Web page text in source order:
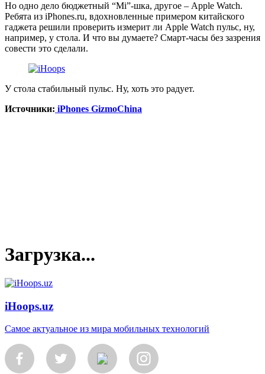
Но одно дело бюджетный “Mi”-шка, другое – Apple Watch.
Ребята из iPhones.ru, вдохновленные примером китайского
гаджета решили проверить измерит ли Apple Watch пульс, ну,
например, у стола. И что вы думаете? Смарт-часы без зазрения
совести это сделали.
У стола стабильный пульс. Ну, хоть это радует.
Источники: iPhones GizmoChina
Загрузка...
iHoops.uz
Самое актуальное из мира мобильных технологий